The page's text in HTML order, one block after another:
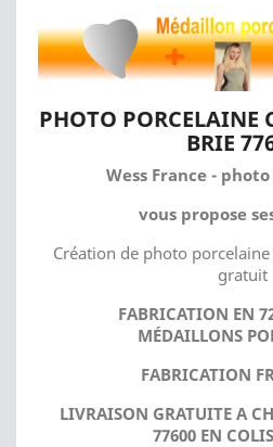
PHOTO PORCELAINE
BRIE
Wess France -
vous propose
Création de photo
gratuit
FABRICATION EN
MÉDAILLONS
FABRICATION
LIVRAISON GRATUITE A
77600 EN